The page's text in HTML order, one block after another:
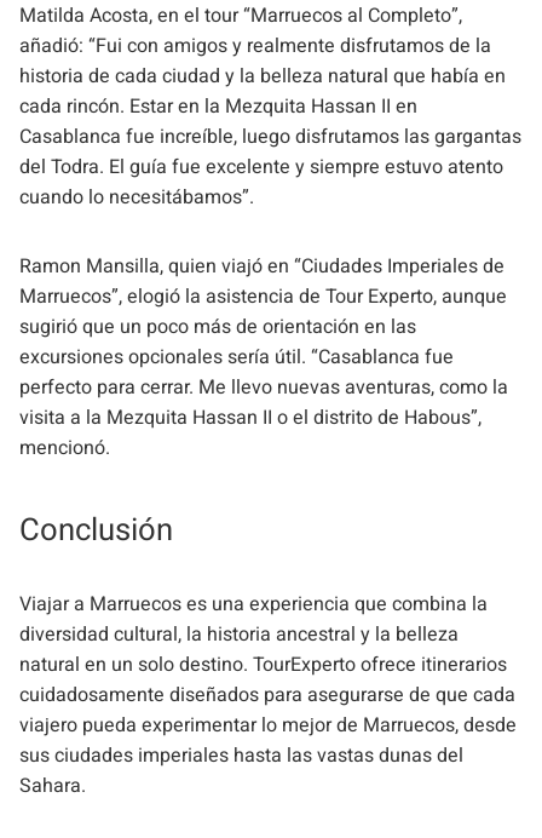
Matilda Acosta, en el tour “Marruecos al Completo”,
añadió: “Fui con amigos y realmente disfrutamos de la
historia de cada ciudad y la belleza natural que había en
cada rincón. Estar en la Mezquita Hassan II en
Casablanca fue increíble, luego disfrutamos las gargantas
del Todra. El guía fue excelente y siempre estuvo atento
cuando lo necesitábamos”.
Ramon Mansilla, quien viajó en “Ciudades Imperiales de
Marruecos”, elogió la asistencia de Tour Experto, aunque
sugirió que un poco más de orientación en las
excursiones opcionales sería útil. “Casablanca fue
perfecto para cerrar. Me llevo nuevas aventuras, como la
visita a la Mezquita Hassan II o el distrito de Habous”,
mencionó.
Conclusión
Viajar a Marruecos es una experiencia que combina la
diversidad cultural, la historia ancestral y la belleza
natural en un solo destino. TourExperto ofrece itinerarios
cuidadosamente diseñados para asegurarse de que cada
viajero pueda experimentar lo mejor de Marruecos, desde
sus ciudades imperiales hasta las vastas dunas del
Sahara.